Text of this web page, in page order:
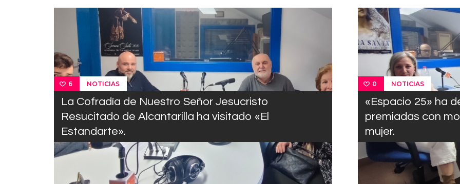
6 NOTICIAS
La Cofradía de Nuestro Señor Jesucristo
Resucitado de Alcantarilla ha visitado «El
Estandarte».
0 NOTICIAS
«Espacio 25» ha
premiadas con
mujer.